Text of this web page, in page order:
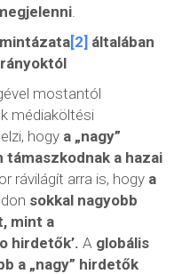
[2] általában
mostantól
médiaköltési
hogy a „nagy”
a hazai
rávilágít arra is, hogy a
sokkal nagyobb
mint a
hirdetők’. A globális
a „nagy” hirdetők